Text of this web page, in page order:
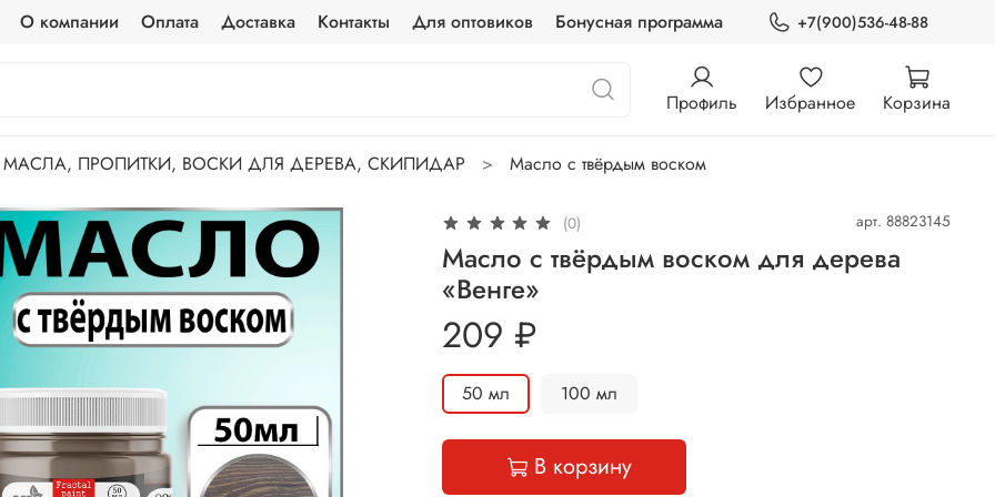
О компании Оплата Доставка Контакты Для оптовиков Бонусная программа +7(900)536-48-88
Профиль Избранное Корзина
МАСЛА, ПРОПИТКИ, ВОСКИ ДЛЯ ДЕРЕВА, СКИПИДАР Масло с твёрдым воском
(0) арт. 88823145
Масло с твёрдым воском для дерева
«Венге»
209 ₽
50 мл 100 мл
В корзину